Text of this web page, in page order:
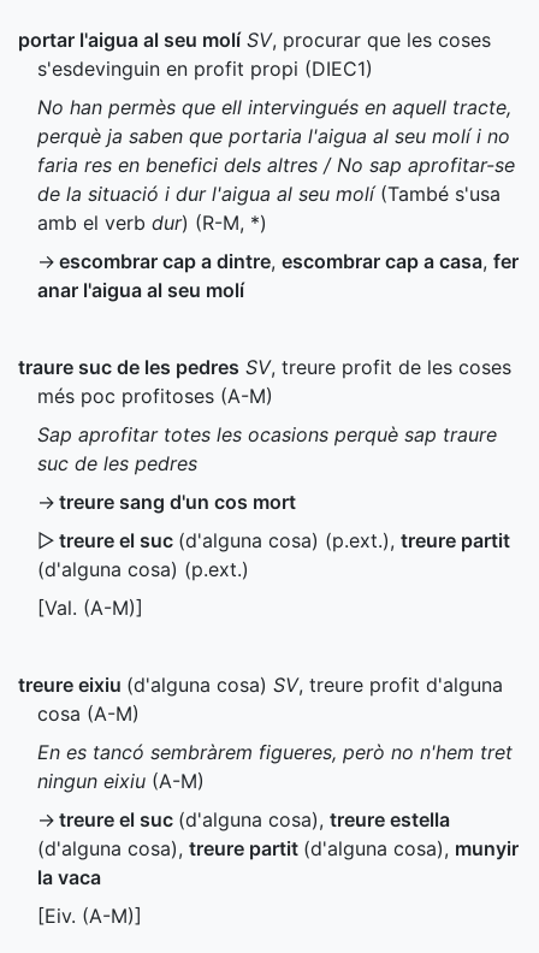
portar l'aigua al seu molí SV, procurar que les coses
s'esdevinguin en profit propi (DIEC1)
No han permès que ell intervingués en aquell tracte,
perquè ja saben que portaria l'aigua al seu molí i no
faria res en benefici dels altres / No sap aprofitar-se
de la situació i dur l'aigua al seu molí(També s'usa
amb el verb dur) (R-M, *)
→ escombrar cap a dintre, escombrar cap a casa, fer
anar l'aigua al seu molí
traure suc de les pedres SV, treure profit de les coses
més poc profitoses (A-M)
Sap aprofitar totes les ocasions perquè sap traure
suc de les pedres
→ treure sang d'un cos mort
▷ treure el suc (d'alguna cosa) (p.ext.), treure partit
(d'alguna cosa) (p.ext.)
[Val. (A-M)]
treure eixiu (d'alguna cosa) SV, treure profit d'alguna
cosa (A-M)
En es tancó sembràrem figueres, però no n'hem tret
ningun eixiu (A-M)
→ treure el suc (d'alguna cosa), treure estella
(d'alguna cosa), treure partit (d'alguna cosa), munyir
la vaca
[Eiv. (A-M)]